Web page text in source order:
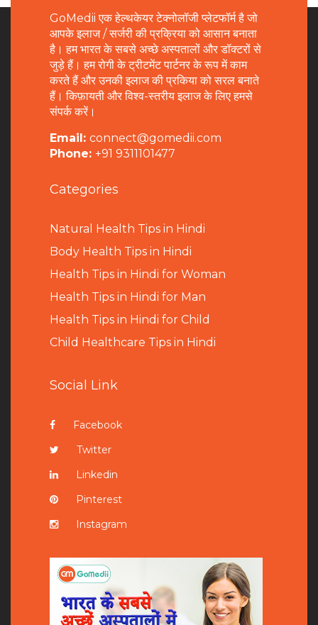
GoMedii एक हेल्थकेयर टेक्नोलॉजी प्लेटफॉर्म है जो
आपके इलाज / सर्जरी की प्रक्रिया को आसान बनाता
है। हम भारत के सबसे अच्छे अस्पतालों और डॉक्टरों से
जुड़े हैं। हम रोगी के ट्रीटमेंट पार्टनर के रूप में काम
करते हैं और उनकी इलाज की प्रकिया को सरल बनाते
हैं। किफ़ायती और विश्व-स्तरीय इलाज के लिए हमसे
संपर्क करें।
Email: connect@gomedii.com
Phone: +91 9311101477
Categories
Natural Health Tips in Hindi
Body Health Tips in Hindi
Health Tips in Hindi for Woman
Health Tips in Hindi for Man
Health Tips in Hindi for Child
Child Healthcare Tips in Hindi
Social Link
Facebook
Twitter
Linkedin
Pinterest
Instagram